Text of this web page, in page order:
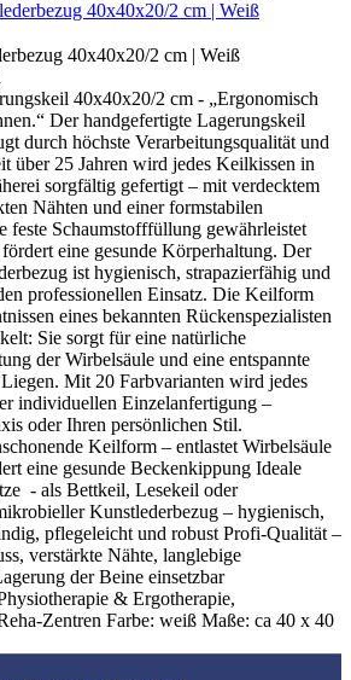
40x40x20/2 cm | Weiß
40x40x20/2 cm - „Ergonomisch
Der handgefertigte Lagerungskeil
durch höchste Verarbeitungsqualität und
über 25 Jahren wird jedes Keilkissen in
sorgfältig gefertigt – mit verdecktem
Nähten und einer formstabilen
feste Schaumstofffüllung gewährleistet
eine gesunde Körperhaltung. Der
ist hygienisch, strapazierfähig und
professionellen Einsatz. Die Keilform
eines bekannten Rückenspezialisten
Sie sorgt für eine natürliche
der Wirbelsäule und eine entspannte
Mit 20 Farbvarianten wird jedes
individuellen Einzelanfertigung –
oder Ihren persönlichen Stil.
Keilform – entlastet Wirbelsäule
eine gesunde Beckenkippung Ideale
- als Bettkeil, Lesekeil oder
Kunstlederbezug – hygienisch,
pflegeleicht und robust Profi-Qualität –
verstärkte Nähte, langlebige
der Beine einsetzbar
& Ergotherapie,
Zentren Farbe: weiß Maße: ca 40 x 40